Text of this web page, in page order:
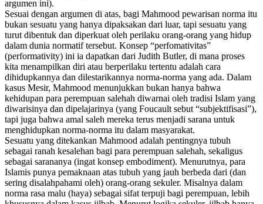
argumen ini).
Sesuai dengan argumen di atas, bagi Mahmood pewarisan norma itu
bukan sesuatu yang hanya dipaksakan dari luar, tapi sesuatu yang
turut dibentuk dan diperkuat oleh perilaku orang-orang yang hidup
dalam dunia normatif tersebut. Konsep “perfomativitas”
(performativity) ini ia dapatkan dari Judith Butler, di mana proses
kita menampilkan diri atau berperilaku tertentu adalah cara
dihidupkannya dan dilestarikannya norma-norma yang ada. Dalam
kasus Mesir, Mahmood menunjukkan bukan hanya bahwa
kehidupan para perempuan salehah diwarnai oleh tradisi Islam yang
diwarisinya dan dipelajarinya (yang Foucault sebut “subjektifisasi”),
tapi juga bahwa amal saleh mereka terus menjadi sarana untuk
menghidupkan norma-norma itu dalam masyarakat.
Sesuatu yang ditekankan Mahmood adalah pentingnya tubuh
sebagai ranah kesalehan bagi para perempuan salehah, sekaligus
sebagai sarananya (ingat konsep embodiment). Menurutnya, para
Islamis punya pemaknaan atas tubuh yang jauh berbeda dari (dan
sering disalahpahami oleh) orang-orang sekuler. Misalnya dalam
norma rasa malu (haya) sebagai sifat terpuji bagi perempuan, lebih